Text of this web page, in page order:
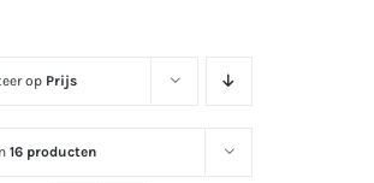
op Prijs
16 producten